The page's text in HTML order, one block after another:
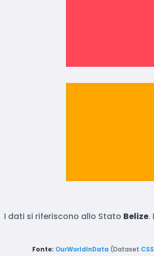
I dati si riferiscono allo Stato Belize.
Fonte: OurWorldInData (Dataset